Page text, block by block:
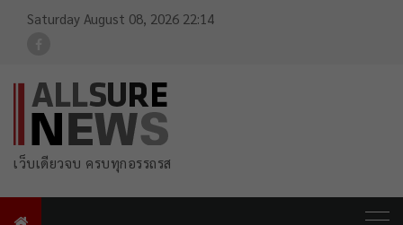
Saturday August 08, 2026 22:14
เว็บเดียวจบ ครบทุกอรรถรส